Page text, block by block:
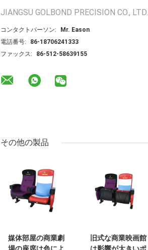
JIANGSU GOLBOND PRECISION CO., LTD.
コンタクトパーソン:
Mr. Eason
電話番号:
86-18706241333
ファックス:
86-512-58639155
その他の製品
媒体部屋の商業劇
旧式な商業映画館